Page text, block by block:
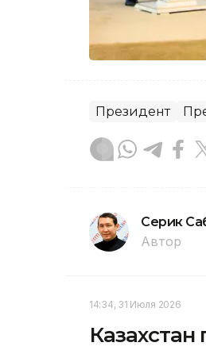
Президент
Серик
Автор
14:34, 31 Июля 2026